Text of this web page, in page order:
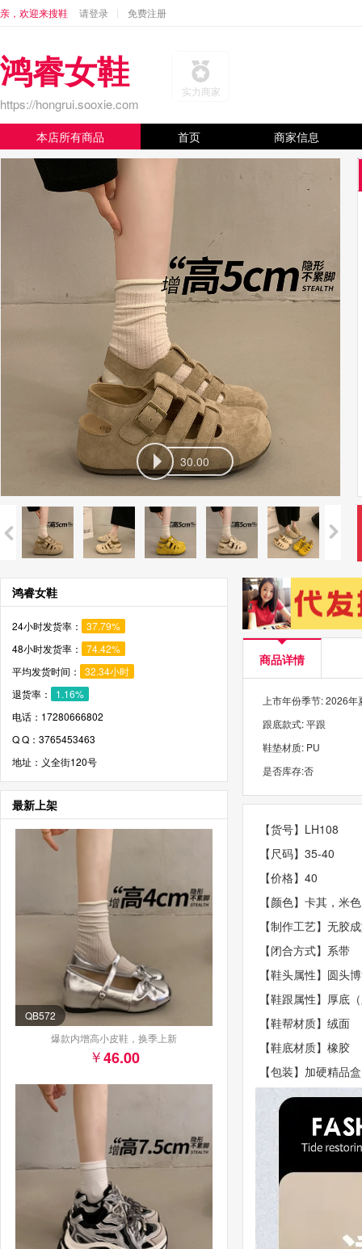
亲，欢迎来搜鞋 请登录 免费注册
鸿睿女鞋
https://hongrui.sooxie.com
实力商家
本店所有商品 首页 商家信息
30.00
鸿睿女鞋
24小时发货率：
37.79%
48小时发货率：
74.42%
平均发货时间：
32.34小时
退货率：
1.16%
电话：17280666802
Q Q：3765453463
地址：义全街120号
最新上架
QB572
爆款内增高小皮鞋，换季上新
46.00
商品详情
上市年份季节: 2026年
跟底款式: 平跟
鞋垫材质: PU
是否库存:否
【货号】LH108
【尺码】35-40
【价格】40
【颜色】卡其，米
【制作工艺】无胶
【闭合方式】系带
【鞋头属性】圆头
【鞋跟属性】厚底
【鞋帮材质】绒面
【鞋底材质】橡胶
【包装】加硬精品盒